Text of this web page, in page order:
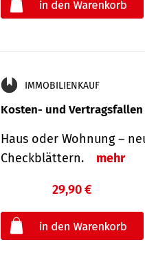
IMMOBILIENKAUF
Kosten- und
Haus oder Wohnung –
Check­blättern.
mehr
29,90 €